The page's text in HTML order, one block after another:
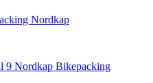
Nordkap
9 Nordkap Bikepacking